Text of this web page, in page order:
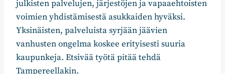
julkisten palvelujen, järjestöjen ja vapaaehtoisten
voimien yhdistämisestä asukkaiden hyväksi.
Yksinäisten, palveluista syrjään jäävien
vanhusten ongelma koskee erityisesti suuria
kaupunkeja. Etsivää työtä pitää tehdä
Tampereellakin.